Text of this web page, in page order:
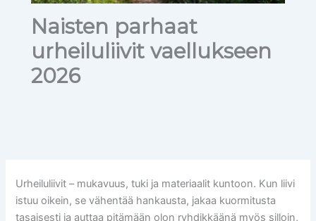
Naisten parhaat
urheiluliivit vaellukseen
2026
Urheiluliivit – mukavuus, tuki ja materiaalit kuntoon. Kun liivi
istuu oikein, se vähentää hankausta, jakaa kuormitusta
tasaisesti ja auttaa pitämään olon ryhdikkäänä myös silloin,